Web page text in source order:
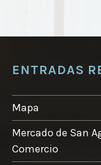
ENTRADAS
Mapa
Mercado de San
Comercio